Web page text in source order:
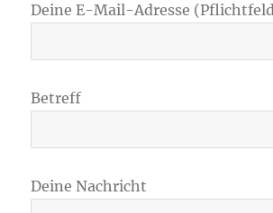
Deine E-Mail-Adresse
Betreff
Deine Nachricht